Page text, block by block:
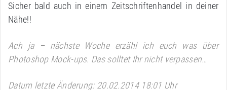
Sicher bald auch in einem Zeitschriftenhandel in deiner
Nähe!!
Ach ja – nächste Woche erzähl ich euch was über
Photoshop Mock-ups. Das solltet Ihr nicht verpassen…
Datum letzte Änderung: 20.02.2014 18:01 Uhr